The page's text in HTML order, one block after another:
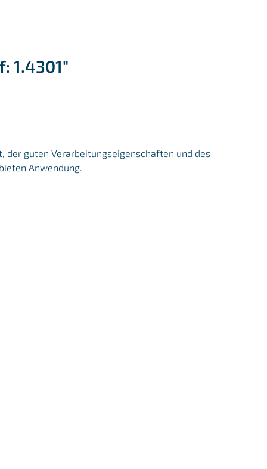
1.4301"
der guten Verarbeitungseigenschaften und des
Anwendung.